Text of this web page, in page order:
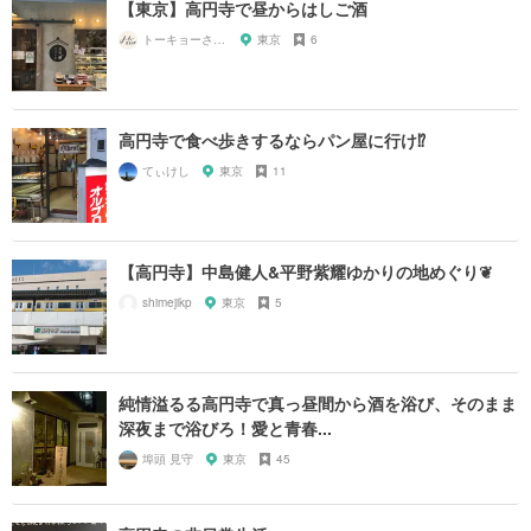
【東京】高円寺で昼からはしご酒
トーキョーさんぽ 東京 6
高円寺で食べ歩きするならパン屋に行け⁉︎
てぃけし 東京 11
【高円寺】中島健人&平野紫耀ゆかりの地めぐり❦
shimejikp 東京 5
純情溢るる高円寺で真っ昼間から酒を浴び、そのまま
深夜まで浴びろ！愛と青春...
埠頭 見守 東京 45